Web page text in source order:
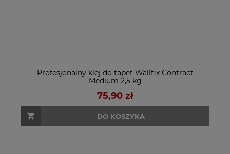
Profesjonalny klej do tapet Wallfix Contract
Medium 2,5 kg
75,90 zł
DO KOSZYKA